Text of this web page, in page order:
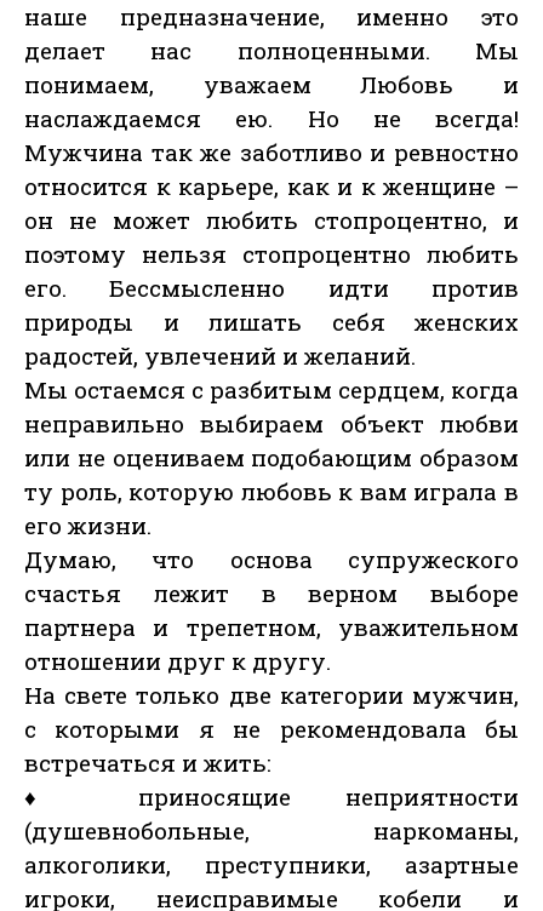
наше предназначение, именно это
делает нас полноценными. Мы
понимаем, уважаем Любовь и
наслаждаемся ею. Но не всегда!
Мужчина так же заботливо и ревностно
относится к карьере, как и к женщине –
он не может любить стопроцентно, и
поэтому нельзя стопроцентно любить
его. Бессмысленно идти против
природы и лишать себя женских
радостей, увлечений и желаний.
Мы остаемся с разбитым сердцем, когда
неправильно выбираем объект любви
или не оцениваем подобающим образом
ту роль, которую любовь к вам играла в
его жизни.
Думаю, что основа супружеского
счастья лежит в верном выборе
партнера и трепетном, уважительном
отношении друг к другу.
На свете только две категории мужчин,
с которыми я не рекомендовала бы
встречаться и жить:
♦ приносящие неприятности
(душевнобольные, наркоманы,
алкоголики, преступники, азартные
игроки, неисправимые кобели и